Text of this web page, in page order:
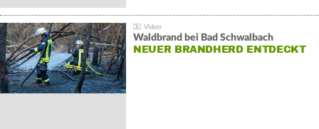
Waldbrand bei Bad Schwalbach
NEUER BRANDHERD ENTDECKT